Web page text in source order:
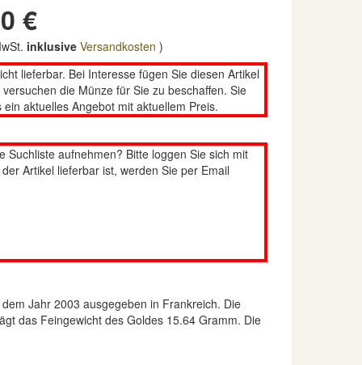
€
inklusive Versandkosten )
lieferbar. Bei Interesse fügen Sie diesen Artikel
die Münze für Sie zu beschaffen. Sie
aktuelles Angebot mit aktuellem Preis.
Suchliste aufnehmen? Bitte loggen Sie sich mit
Artikel lieferbar ist, werden Sie per Email
Jahr 2003 ausgegeben in Frankreich. Die
das Feingewicht des Goldes 15.64 Gramm. Die